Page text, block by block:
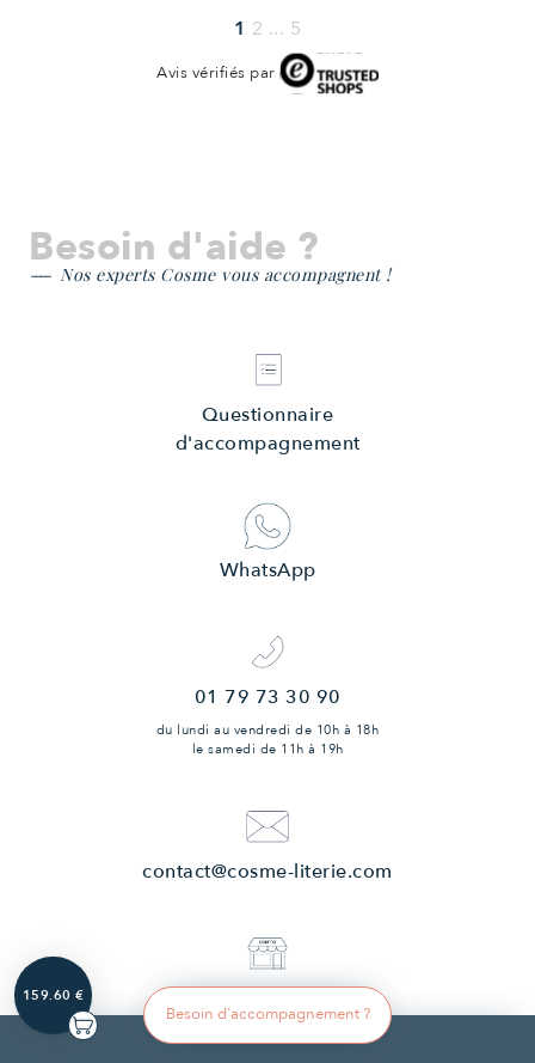
159.60 €
1 2 ... 5
Avis vérifiés par
Besoin d'aide ?
Nos experts Cosme vous accompagnent !
Questionnaire
d'accompagnement
WhatsApp
01 79 73 30 90
du lundi au vendredide 10h à 18h
le samedi de 11h à 19h
contact@cosme-literie.com
Besoin d'accompagnement ?